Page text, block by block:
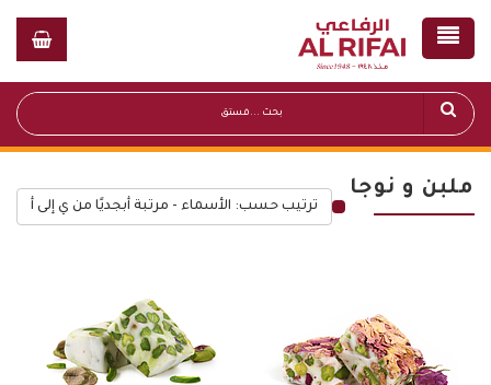
ملبن و نوجا
ترتيب حسب: الأسماء - مرتبة أبجديًا من ي إلى أ